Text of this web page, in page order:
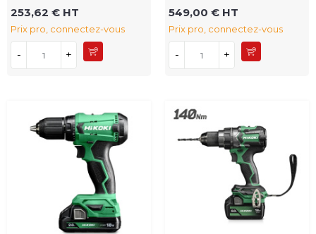
253,62 € HT
Prix pro, connectez-vous
- +
549,00 € HT
Prix pro, connectez-vous
- +